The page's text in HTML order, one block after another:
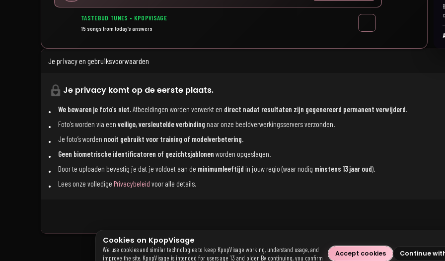
TASTEBUD TUNES • KPOPVISAGE
15 songs from today’s answers
Je privacy en gebruiksvoorwaarden
Je privacy komt op de eerste plaats.
We bewaren je foto’s niet.Afbeeldingen worden verwerkt en direct nadat resultaten zijn gegenereerd permanent verwijderd.
Foto’s worden via een veilige, versleutelde verbinding naar onze beeldverwerkingsservers verzonden.
Je foto’s worden nooit gebruikt voor training of modelverbetering.
Geen biometrische identificatoren of gezichtsjablonen worden opgeslagen.
Door te uploaden bevestig je dat je voldoet aan de minimumleeftijd in jouw regio (waar nodig minstens 13 jaar oud).
Lees onze volledige Privacybeleid voor alle details.
Cookies on KpopVisage
We use cookies and similar technologies to keep KpopVisage working, understand usage, and
improve the site. KpopVisage is intended for users age 13 and older. By continuing, you confirm
Accept cookies Continue